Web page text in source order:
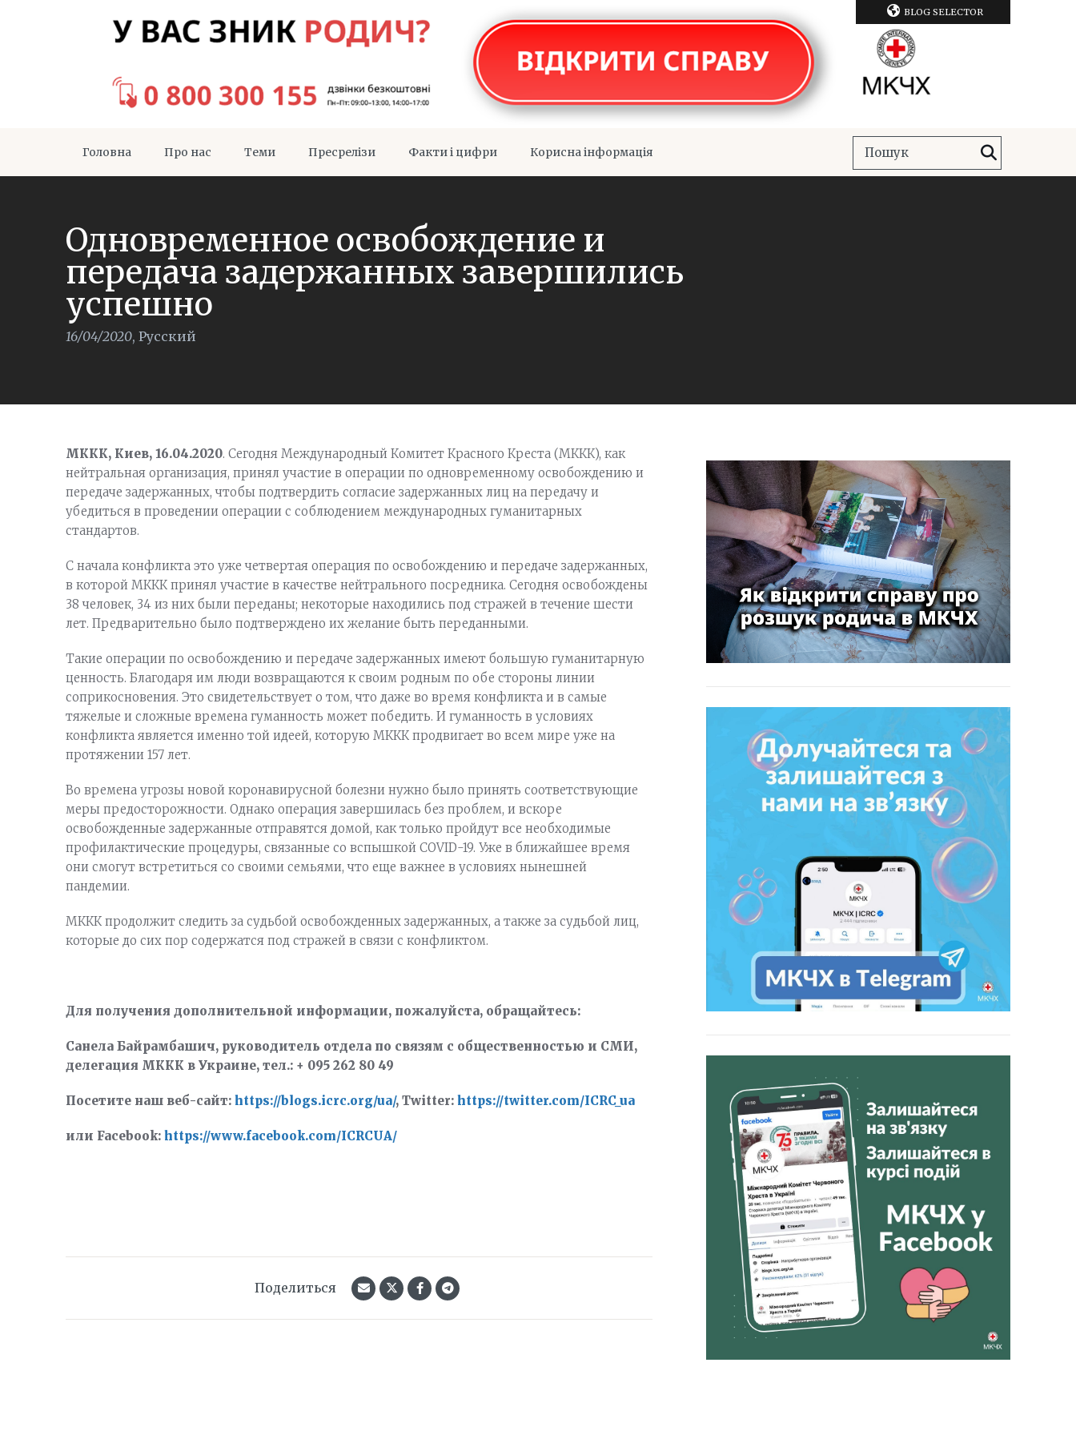
BLOG SELECTOR
Головна Про нас Теми Пресрелізи Факти і цифри Корисна інформація
Одновременное освобождение и
передача задержанных завершились
успешно
16/04/2020, Русский
МККК, Киев, 16.04.2020. Сегодня Международный Комитет Красного Креста (МККК), как
нейтральная организация, принял участие в операции по одновременному освобождению и
передаче задержанных, чтобы подтвердить согласие задержанных лиц на передачу и
убедиться в проведении операции с соблюдением международных гуманитарных
стандартов.
С начала конфликта это уже четвертая операция по освобождению и передаче задержанных,
в которой МККК принял участие в качестве нейтрального посредника. Сегодня освобождены
38 человек, 34 из них были переданы; некоторые находились под стражей в течение шести
лет. Предварительно было подтверждено их желание быть переданными.
Такие операции по освобождению и передаче задержанных имеют большую гуманитарную
ценность. Благодаря им люди возвращаются к своим родным по обе стороны линии
соприкосновения. Это свидетельствует о том, что даже во время конфликта и в самые
тяжелые и сложные времена гуманность может победить. И гуманность в условиях
конфликта является именно той идеей, которую МККК продвигает во всем мире уже на
протяжении 157 лет.
Во времена угрозы новой коронавирусной болезни нужно было принять соответствующие
меры предосторожности. Однако операция завершилась без проблем, и вскоре
освобожденные задержанные отправятся домой, как только пройдут все необходимые
профилактические процедуры, связанные со вспышкой COVID-19. Уже в ближайшее время
они смогут встретиться со своими семьями, что еще важнее в условиях нынешней
пандемии.
МККК продолжит следить за судьбой освобожденных задержанных, а также за судьбой лиц,
которые до сих пор содержатся под стражей в связи с конфликтом.
Для получения дополнительной информации, пожалуйста, обращайтесь:
Санела Байрамбашич, руководитель отдела по связям с общественностью и СМИ,
делегация МККК в Украине, тел.: + 095 262 80 49
Посетите наш веб-сайт: https://blogs.icrc.org/ua/, Twitter: https://twitter.com/ICRC_ua
или Facebook: https://www.facebook.com/ICRCUA/
Поделиться